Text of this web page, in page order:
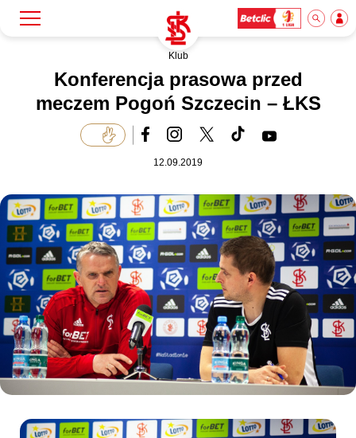
Akademia
Biznes
Dla mediów
Kibice
Klub
Konferencja prasowa przed
meczem Pogoń Szczecin – ŁKS
12.09.2019